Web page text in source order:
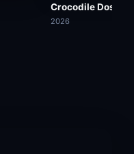
Crocodile Dose
2026